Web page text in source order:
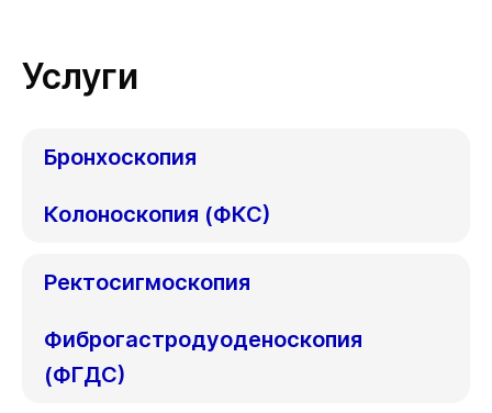
Услуги
Бронхоскопия
Колоноскопия (ФКС)
Ректосигмоскопия
Фиброгастродуоденоскопия
(ФГДС)